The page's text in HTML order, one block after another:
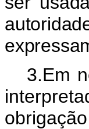
3.Em